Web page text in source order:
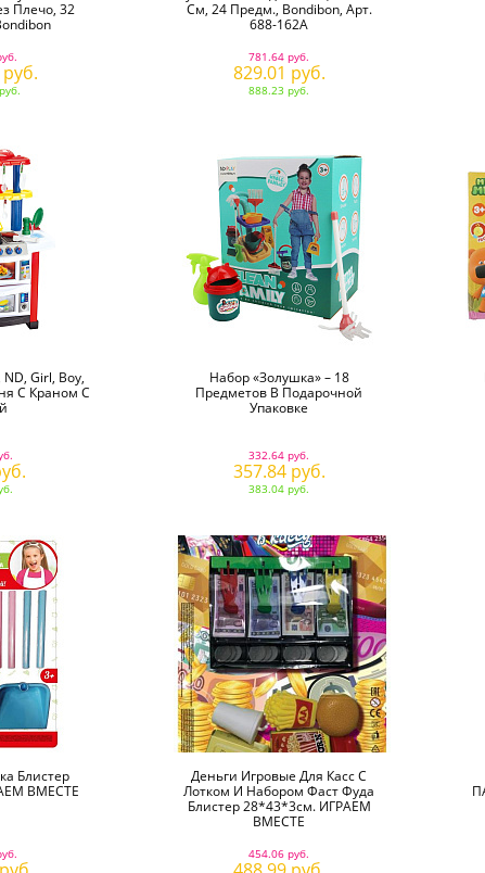
Плечо, 32
См, 24 Предм., Bondibon, Арт.
688-162A
781.64 руб.
829.01 руб.
888.23 руб.
ND, Girl, Boy,
С Краном С
Набор «Золушка» – 18
Предметов В Подарочной
Упаковке
332.64 руб.
357.84 руб.
383.04 руб.
Блистер
ВМЕСТЕ
Деньги Игровые Для Касс С
Лотком И Набором Фаст Фуда
Блистер 28*43*3см. ИГРАЕМ
ВМЕСТЕ
454.06 руб.